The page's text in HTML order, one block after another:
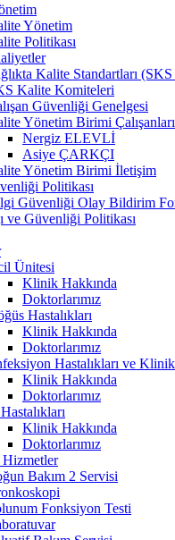
Yönetim
Politikası
Kalite Standartları
Kalite Komiteleri
Güvenliği Genelgesi
Yönetim Birimi Çalışanları
Nergiz ELEVLİ
Asiye ÇARKÇI
Yönetim Birimi İletişim
Politikası
Güvenliği Olay Bildirim
ve Güvenliği Politikası
Ünitesi
Klinik Hakkında
Doktorlarımız
Hastalıkları
Klinik Hakkında
Doktorlarımız
Hastalıkları ve
Klinik Hakkında
Doktorlarımız
Klinik Hakkında
Doktorlarımız
Bakım 2 Servisi
Fonksiyon Testi